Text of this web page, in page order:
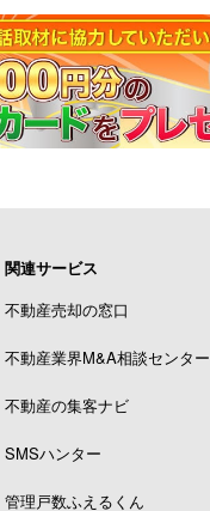
関連サービス
不動産売却の窓口
不動産業界M&A相談センター
不動産の集客ナビ
SMSハンター
管理戸数ふえるくん